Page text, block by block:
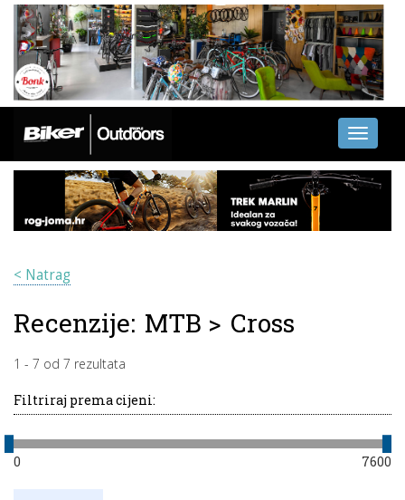
Toggle
< Natrag
Recenzije: MTB > Cross
1 - 7 od 7 rezultata
Filtriraj prema cijeni:
0 7600